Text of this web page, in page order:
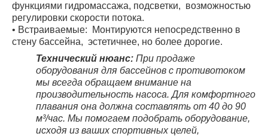
функциями гидромассажа, подсветки, возможностью
регулировки скорости потока.
• Встраиваемые: Монтируются непосредственно в
стену бассейна, эстетичнее, но более дорогие.
Технический нюанс: При продаже
оборудования для бассейнов с противотоком
мы всегда обращаем внимание на
производительность насоса. Для комфортного
плавания она должна составлять от 40 до 90
м³/час. Мы помогаем подобрать оборудование,
исходя из ваших спортивных целей,